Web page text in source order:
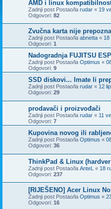
AMD i linux
Zadnji post Postao/la rudar « 19
Odgovori: 82
Zvučna karta nije
Zadnji post Postao/la abnetta « 18
Odgovori: 1
Nadogradnja FUJITSU
Zadnji post Postao/la Optimus «
Odgovori: 9
SSD diskovi... Imate li
Zadnji post Postao/la rudar « 12
Odgovori: 29
prodavači i proizvođači
Zadnji post Postao/la rudar « 11
Odgovori: 7
Kupovina novog ili
Zadnji post Postao/la Optimus «
Odgovori: 36
ThinkPad & Linux
Zadnji post Postao/la AnteL « 18
Odgovori: 237
[RIJEŠENO] Acer Linux
Zadnji post Postao/la Optimus «
Odgovori: 16